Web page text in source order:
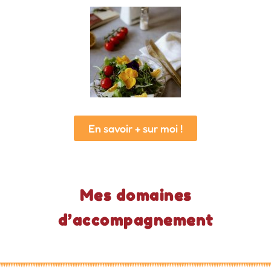
En savoir + sur moi !
Mes domaines
d’accompagnement